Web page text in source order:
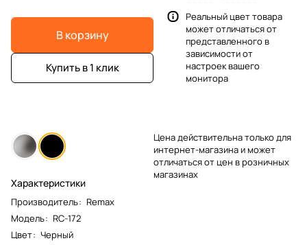
В корзину
Купить в 1 клик
Характеристики
Производитель: Remax
Модель: RC-172
Цвет: Черный
Реальный цвет товара
может отличаться от
представленного в
зависимости от
настроек вашего
монитора
Цена действительна только для
интернет-магазина и может
отличаться от цен в розничных
магазинах